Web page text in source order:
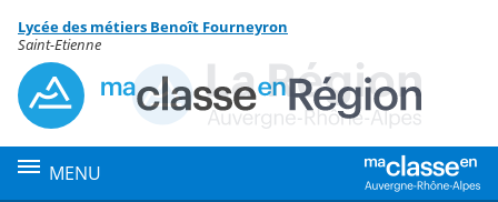
Menu de la rubrique
Contenu
Lycée des métiers Benoît Fourneyron
Saint-Etienne
MENU